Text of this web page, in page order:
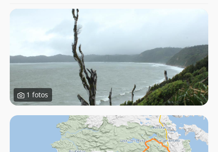
1 fotos